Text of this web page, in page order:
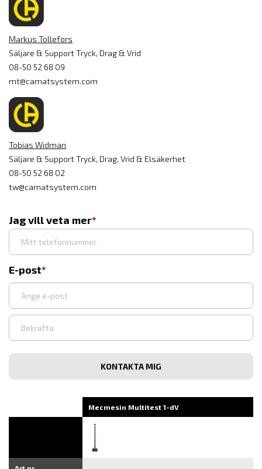
Markus Tollefors
Säljare & Support Tryck, Drag & Vrid
08-50 52 68 09
mt@camatsystem.com
Tobias Widman
Säljare & Support Tryck, Drag, Vrid & Elsäkerhet
08-50 52 68 02
tw@camatsystem.com
Jag vill veta mer
E-post
Ange
e-
Bekräfta
post
Mecmesin Multitest 1-dV